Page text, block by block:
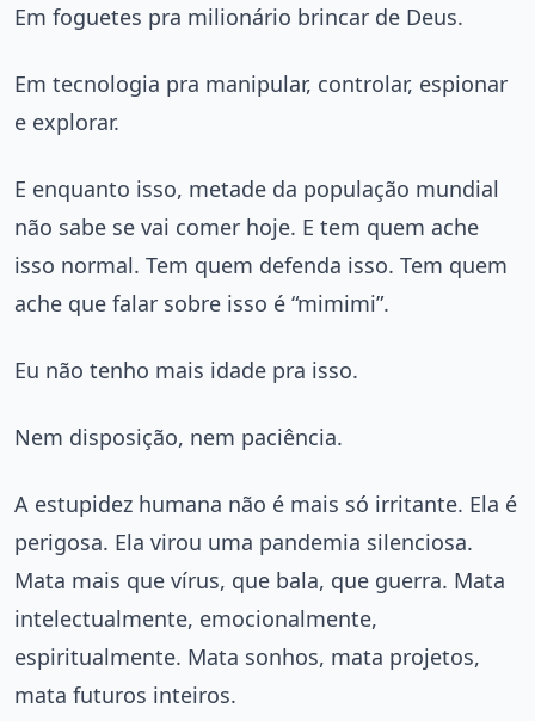
Em foguetes pra milionário brincar de Deus.
Em tecnologia pra manipular, controlar, espionar
e explorar.
E enquanto isso, metade da população mundial
não sabe se vai comer hoje. E tem quem ache
isso normal. Tem quem defenda isso. Tem quem
ache que falar sobre isso é “mimimi”.
Eu não tenho mais idade pra isso.
Nem disposição, nem paciência.
A estupidez humana não é mais só irritante. Ela é
perigosa. Ela virou uma pandemia silenciosa.
Mata mais que vírus, que bala, que guerra. Mata
intelectualmente, emocionalmente,
espiritualmente. Mata sonhos, mata projetos,
mata futuros inteiros.